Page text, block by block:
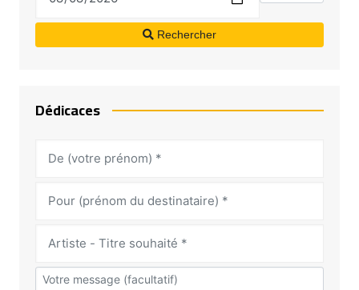
Rechercher
Dédicaces